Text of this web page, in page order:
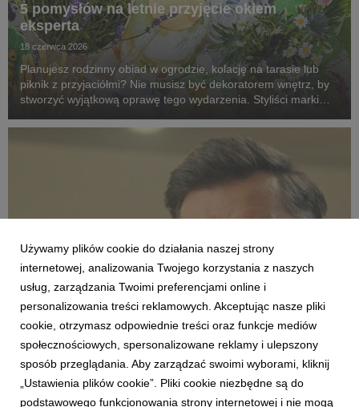
5 pomysłów na letnie przyjęcie okiem
eksperta
18 czerwca 2026
Planujesz rodzinny obiad w ogrodzie, kolację na tarasie lub
piknik z przyjaciółmi? Nie musisz być dekoratorem wnętrz, by
stworzyć wyjątkową oprawę tego wydarzenia. Styliści marki
zmienią zwykłe spotkanie na świeżym ...
AKTUALNOŚCI
Modne, stylowe, ładne – nie zawsze drogie.
Agata o różnych kategoriach cenowych
produktów w nowej reklamie
12 czerwca 2026
Używamy plików cookie do działania naszej strony
internetowej, analizowania Twojego korzystania z naszych
usług, zarządzania Twoimi preferencjami online i
personalizowania treści reklamowych. Akceptując nasze pliki
cookie, otrzymasz odpowiednie treści oraz funkcje mediów
społecznościowych, spersonalizowane reklamy i ulepszony
sposób przeglądania. Aby zarządzać swoimi wyborami, kliknij
„Ustawienia plików cookie”. Pliki cookie niezbędne są do
podstawowego funkcjonowania strony internetowej i nie mogą